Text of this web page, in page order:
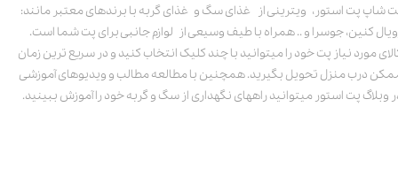
شاپ پت استور، ویترینی از غذای سگ و غذای گربه با برندهای معتبر مانند:
کنین، جوسرا و .. همراه با طیف وسیعی از لوازم جانبی برای پت شما است.
مورد نیاز پت خود را میتوانید با چند کلیک انتخاب کنید و در سریع ترین زمان
درب منزل تحویل بگیرید. همچنین با مطالعه مطالب و ویدیوهای آموزشی
وبلاگ پت استور میتوانید راههای نگهداری از سگ و گربه خود را آموزش ببینید.